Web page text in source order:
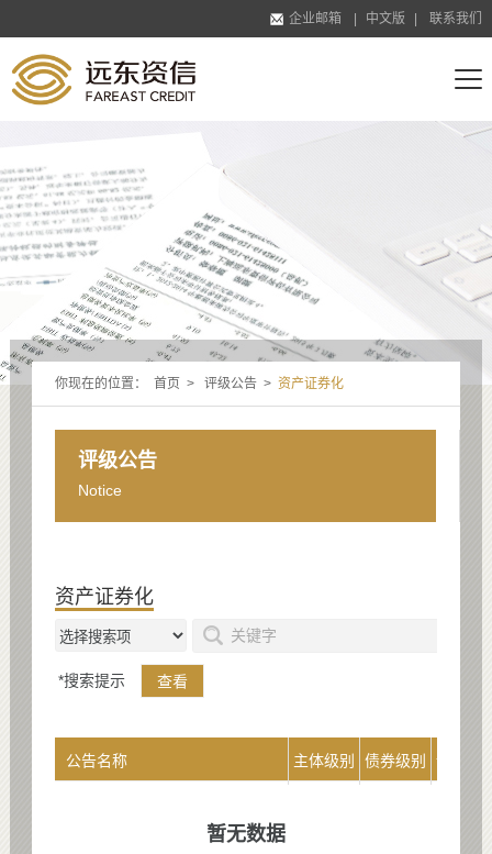
企业邮箱 中文版 联系我们
你现在的位置： 首页 > 评级公告 > 资产证券化
评级公告
Notice
资产证券化
*搜索提示 查看
公告名称 主体级别 债券级别 评级展
暂无数据